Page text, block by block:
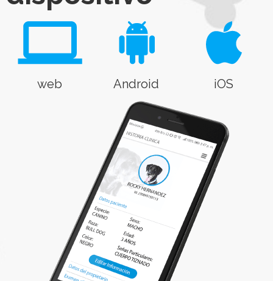
web Android iOS